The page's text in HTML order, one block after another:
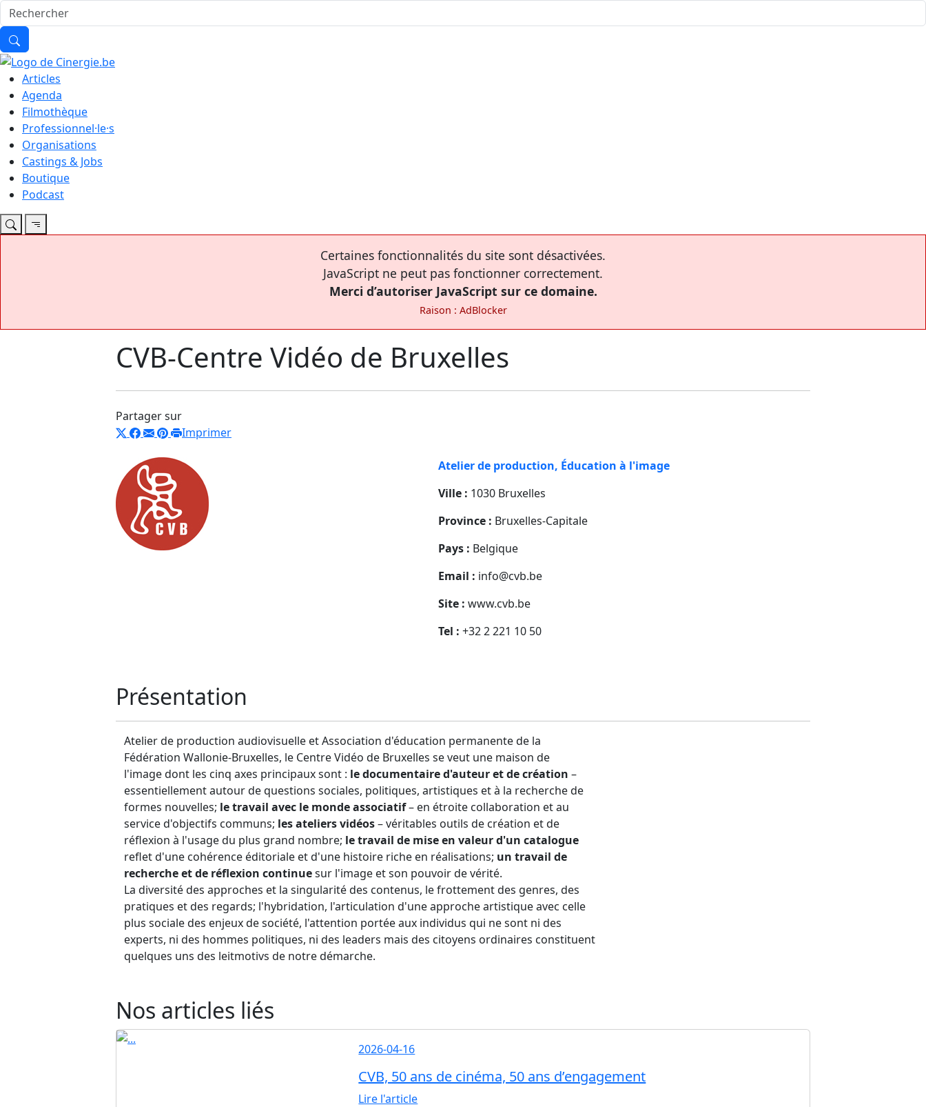
Articles
Agenda
Filmothèque
Professionnel·le·s
Organisations
Castings & Jobs
Boutique
Podcast
Certaines fonctionnalités du site sont désactivées.
JavaScript ne peut pas fonctionner correctement.
Merci d’autoriser JavaScript sur ce domaine.
Raison : AdBlocker
CVB-Centre Vidéo de Bruxelles
Partager sur
Imprimer
Atelier de production, Éducation à l'image
Ville : 1030 Bruxelles
Province : Bruxelles-Capitale
Pays : Belgique
Email : info@cvb.be
Site : www.cvb.be
Tel : +32 2 221 10 50
Présentation
Atelier de production audiovisuelle et Association d'éducation permanente de la
Fédération Wallonie-Bruxelles, le Centre Vidéo de Bruxelles se veut une maison de
l'image dont les cinq axes principaux sont : le documentaire d'auteur et de création –
essentiellement autour de questions sociales, politiques, artistiques et à la recherche de
formes nouvelles; le travail avec le monde associatif– en étroite collaboration et au
service d'objectifs communs; les ateliers vidéos– véritables outils de création et de
réflexion à l'usage du plus grand nombre; le travail de mise en valeur d'un catalogue
reflet d'une cohérence éditoriale et d'une histoire riche en réalisations; un travail de
recherche et de réflexion continuesur l'image et son pouvoir de vérité.
La diversité des approches et la singularité des contenus, le frottement des genres, des
pratiques et des regards; l'hybridation, l'articulation d'une approche artistique avec celle
plus sociale des enjeux de société, l'attention portée aux individus qui ne sont ni des
experts, ni des hommes politiques, ni des leaders mais des citoyens ordinaires constituent
quelques uns des leitmotivs de notre démarche.
Nos articles liés
2026-04-16
CVB, 50 ans de cinéma, 50 ans d’engagement
Lire l'article